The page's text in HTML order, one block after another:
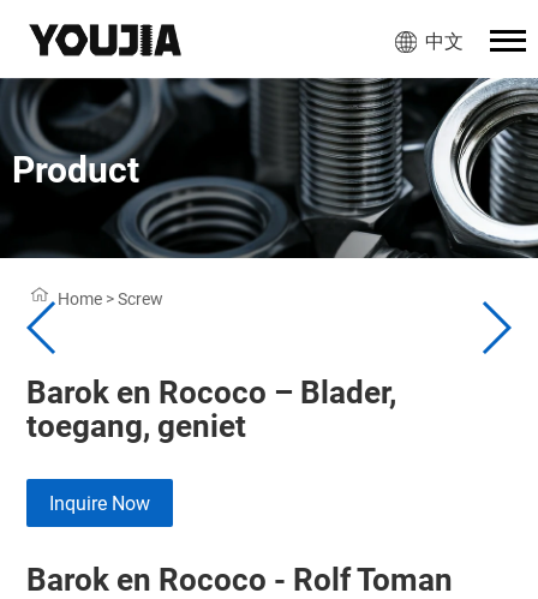
中文
Product
Home >Screw
Barok en Rococo – Blader,
toegang, geniet
Inquire Now
Barok en Rococo - Rolf Toman